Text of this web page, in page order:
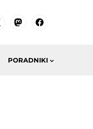
PORADNIKI